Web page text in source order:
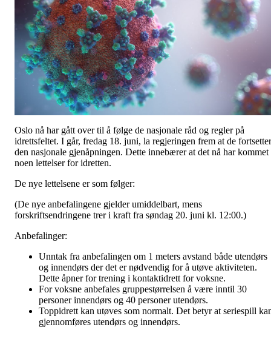
Oslo nå har gått over til å følge de nasjonale råd og regler på
idrettsfeltet. I går, fredag 18. juni, la regjeringen frem at de fortsetter
den nasjonale gjenåpningen. Dette innebærer at det nå har kommet
noen lettelser for idretten.
De nye lettelsene er som følger:
(De nye anbefalingene gjelder umiddelbart, mens
forskriftsendringene trer i kraft fra søndag 20. juni kl. 12:00.)
Anbefalinger:
Unntak fra anbefalingen om 1 meters avstand både utendørs
og innendørs der det er nødvendig for å utøve aktiviteten.
Dette åpner for trening i kontaktidrett for voksne.
For voksne anbefales gruppestørrelsen å være inntil 30
personer innendørs og 40 personer utendørs.
Toppidrett kan utøves som normalt. Det betyr at seriespill
gjennomføres utendørs og innendørs.